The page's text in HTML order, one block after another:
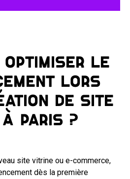
optimiser le
lors
de site
Paris ?
site vitrine ou e-commerce,
dès la première